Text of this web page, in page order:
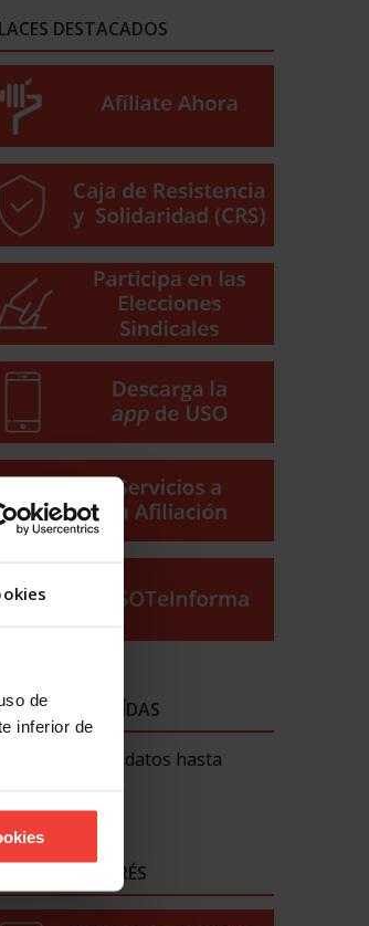
de
inferior de
DESTACADOS
MÁS LEÍDAS
siento. No hay datos hasta
DE INTERÉS